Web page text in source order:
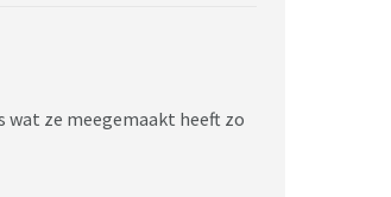
wat ze meegemaakt heeft zo